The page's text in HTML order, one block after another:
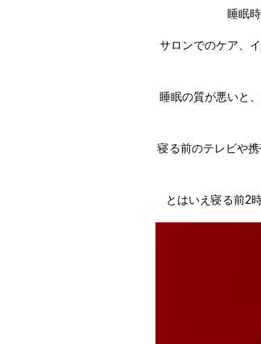
睡眠
サロンでのケア、
睡眠の質が悪いと
寝る前のテレビや
とはいえ寝る前2